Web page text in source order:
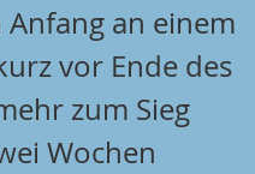
an einem
vor Ende des
zum Sieg
Wochen